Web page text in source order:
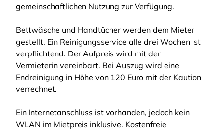
gemeinschaftlichen Nutzung zur Verfügung.
Bettwäsche und Handtücher werden dem Mieter
gestellt. Ein Reinigungsservice alle drei Wochen ist
verpflichtend. Der Aufpreis wird mit der
Vermieterin vereinbart. Bei Auszug wird eine
Endreinigung in Höhe von 120 Euro mit der Kaution
verrechnet.
Ein Internetanschluss ist vorhanden, jedoch kein
WLAN im Mietpreis inklusive. Kostenfreie